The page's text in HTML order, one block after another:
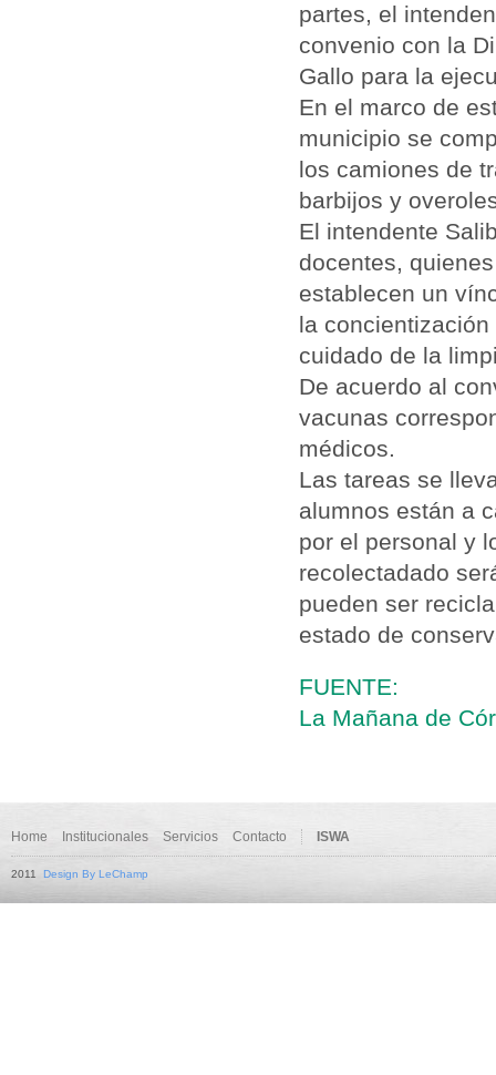
partes, el
convenio con la
Gallo para la
En el marco de
municipio se
los camiones de
barbijos y
El intendente
docentes,
establecen un
la
cuidado de la
De acuerdo al
vacunas
médicos.
Las tareas se
alumnos están a
por el personal y
recolectadado
pueden ser
estado de
FUENTE:
La Mañana de
Home Institucionales Servicios Contacto ISWA
2011 Design By LeChamp